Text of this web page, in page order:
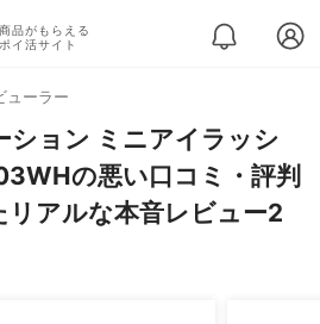
品がもらえる
イ活サイト
ューラー
ション ミニアイラッシ
の悪い口コミ・評判
リアルな本音レビュー2